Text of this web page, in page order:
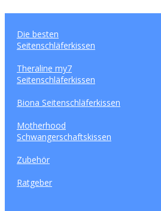
Die besten
Seitenschläferkissen
Theraline my7
Seitenschläferkissen
Biona Seitenschläferkissen
Motherhood
Schwangerschaftskissen
Zubehör
Ratgeber